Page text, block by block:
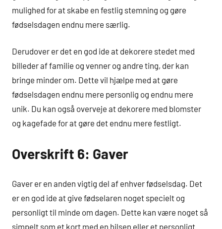
mulighed for at skabe en festlig stemning og gøre
fødselsdagen endnu mere særlig.
Derudover er det en god ide at dekorere stedet med
billeder af familie og venner og andre ting, der kan
bringe minder om. Dette vil hjælpe med at gøre
fødselsdagen endnu mere personlig og endnu mere
unik. Du kan også overveje at dekorere med blomster
og kagefade for at gøre det endnu mere festligt.
Overskrift 6: Gaver
Gaver er en anden vigtig del af enhver fødselsdag. Det
er en god ide at give fødselaren noget specielt og
personligt til minde om dagen. Dette kan være noget så
simpelt som et kort med en hilsen eller et personligt